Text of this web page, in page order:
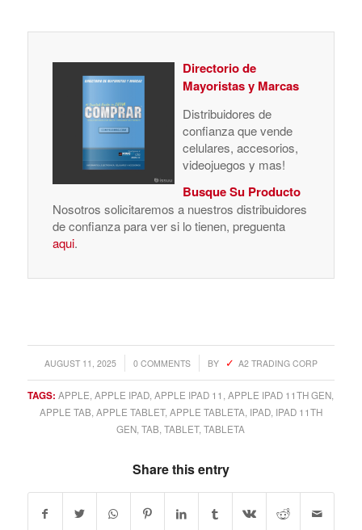
Directorio de
Mayoristas y Marcas
Distribuidores de
confianza que vende
celulares, accesorios,
videojuegos y mas!
Busque Su Producto
Nosotros solicitaremos a nuestros distribuidores
de confianza para ver si lo tienen, preguenta
aqui.
AUGUST 11, 2025
/ 0 COMMENTS
/ BY A2 TRADING CORP
TAGS: APPLE ,APPLE IPAD ,APPLE IPAD 11 ,APPLE IPAD 11TH GEN
APPLE TAB, APPLE TABLET, APPLE TABLETA IPAD, IPAD 11TH
GEN ,TAB ,TABLET,TABLETA
Share this entry